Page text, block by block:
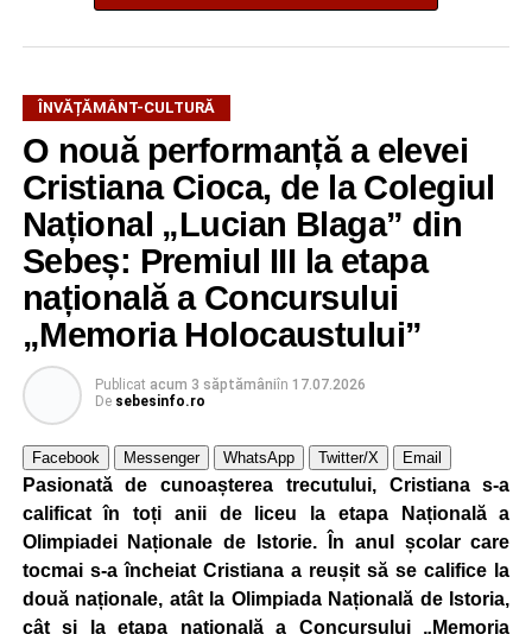
Pe parcursul programului, copiii au participat la ateliere
tematice variate. În cadrul atelierului de ecologie, intitulat
„Mici Ecologiști”, aceștia au învățat despre protejarea
mediului și despre importanța adoptării unor
comportamente responsabile față de natură.
Educația rutieră a reprezentat o altă componentă a școlii
de vară, cei mici familiarizându-se cu regulile de circulație
și cu normele pe care trebuie să le respecte pentru a fi
pietoni responsabili.
Unul dintre cele mai apreciate momente a fost atelierul
„Vara Descoperirilor – Orientare în carieră”, unde copiii au
participat la exerciții interactive menite să îi ajute să își
descopere calitățile, să își exprime aspirațiile și să ia
contact cu principalele domenii de activitate și profesiile
pe care și-ar putea dori să le urmeze în viitor.
Programul a inclus și activități de dexteritate manuală, în
cadrul cărora participanții au realizat desene și lucrări
ÎNVĂȚĂMÂNT-CULTURĂ
O nouă performanță a elevei
Cristiana Cioca, de la Colegiul
Național „Lucian Blaga” din
Sebeș: Premiul III la etapa
națională a Concursului
„Memoria Holocaustului”
Publicat acum 3 săptămâniîn 17.07.2026
De sebesinfo.ro
Facebook Messenger WhatsApp Twitter/X Email
Pasionată de cunoașterea trecutului, Cristiana s-a
calificat în toți anii de liceu la etapa Națională a
Olimpiadei Naționale de Istorie. În anul școlar care
tocmai s-a încheiat Cristiana a reușit să se califice la
două naționale, atât la Olimpiada Națională de Istoria,
cât și la etapa națională a Concursului „Memoria